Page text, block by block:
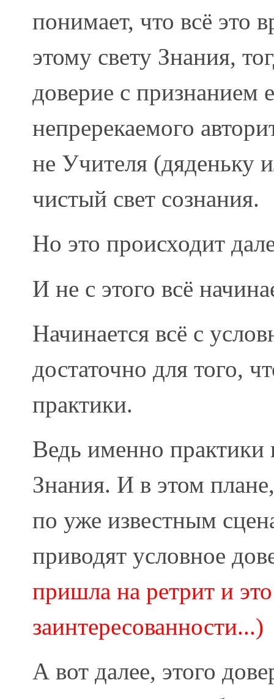
понимает, что всё это
этому свету Знания,
доверие с признанием
непререкаемого
не Учителя (дяденьку
чистый свет сознания.
Но это происходит
И не с этого всё
Начинается всё с
достаточно для того,
практики.
Ведь именно
Знания. И в этом
по уже известным
приводят условное
пришла на ретрит и
заинтересованности...)
А вот далее, этого